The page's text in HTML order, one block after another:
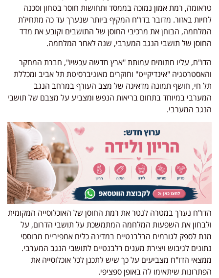
טראומה, רמת אמון נמוכה בממסד ותחושות חוסר בטחון וסכנה
לחיות באזור. מדובר בדו"ח המקיף ביותר שנערך עד כה מתחילת
המלחמה, הבוחן את מרכיבי החוסן של התושבים וקובע את מדד
החוסן של תושבי הנגב המערבי, שנה לאחר המלחמה.
הדו"ח, עליו חתומים עמותת "ארץ חדשה עכשיו", חברת המחקר
והאסטרטגיה "אינדיקייט" וחוקרים מאוניברסיטת תל אביב ומכללת
תל חי, חושף תמונה מדאיגה של מצב העורף במרחב הנגב
המערבי במיוחד בתחום בריאות הנפש ומצביע על מצבם של תושבי
הנגב המערבי.
הדו"ח נערך במטרה לנטר את רמת החוסן של האוכלוסייה המקומית
ולבחון את השפעות המלחמה המתמשכת על תושבי הדרום, על
מנת לספק לגורמים הרלבנטיים במדינה כלים אמפיריים מבוססי
נתונים לגיבוש ויצירת מענים רלבנטיים לתושבי הנגב המערבי.
ממצאי הדו"ח מצביעים על כך שיש לתכנן לכל אוכלוסייה את
הפתרונות שיתאימו לה באופן ספציפי.